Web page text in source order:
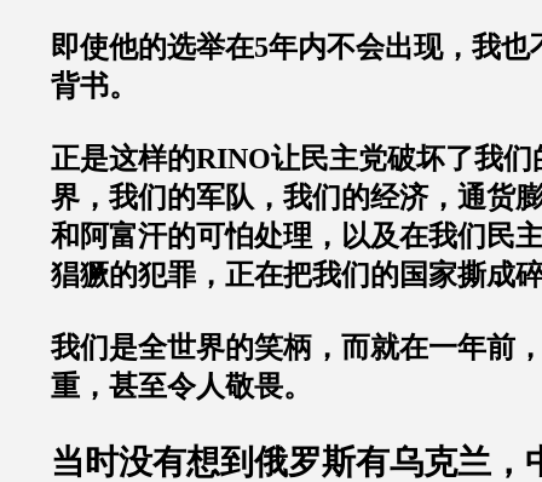
即使他的选举在5年内不会出现，我也
背书。
正是这样的RINO让民主党破坏了我们
界，我们的军队，我们的经济，通货
和阿富汗的可怕处理，以及在我们民
猖獗的犯罪，正在把我们的国家撕成
我们是全世界的笑柄，而就在一年前
重，甚至令人敬畏。
当时没有想到俄罗斯有乌克兰，